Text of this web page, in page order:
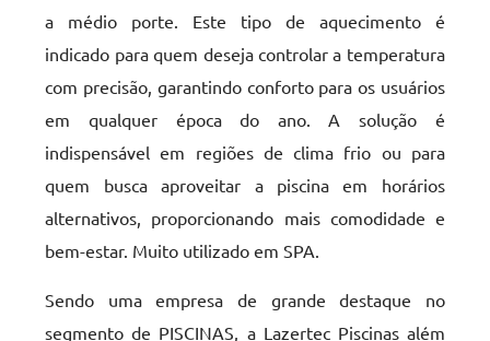
a médio porte. Este tipo de aquecimento é
indicado para quem deseja controlar a temperatura
com precisão, garantindo conforto para os usuários
em qualquer época do ano. A solução é
indispensável em regiões de clima frio ou para
quem busca aproveitar a piscina em horários
alternativos, proporcionando mais comodidade e
bem-estar. Muito utilizado em SPA.
Sendo uma empresa de grande destaque no
segmento de PISCINAS, a Lazertec Piscinas além